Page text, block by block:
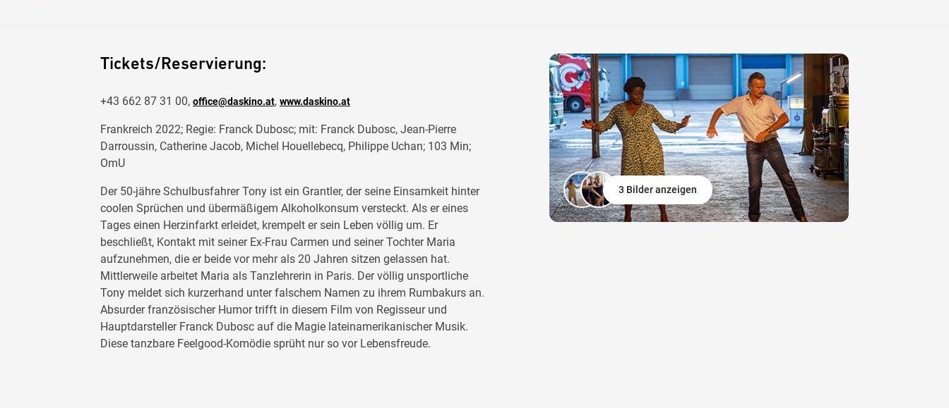
Tickets/Reservierung:
+43 662 87 31 00, office@daskino.at, www.daskino.at
Frankreich 2022; Regie: Franck Dubosc; mit: Franck Dubosc, Jean-Pierre
Darroussin, Catherine Jacob, Michel Houellebecq, Philippe Uchan; 103 Min;
OmU
Der 50-jähre Schulbusfahrer Tony ist ein Grantler, der seine Einsamkeit hinter
coolen Sprüchen und übermäßigem Alkoholkonsum versteckt. Als er eines
Tages einen Herzinfarkt erleidet, krempelt er sein Leben völlig um. Er
beschließt, Kontakt mit seiner Ex-Frau Carmen und seiner Tochter Maria
aufzunehmen, die er beide vor mehr als 20 Jahren sitzen gelassen hat.
Mittlerweile arbeitet Maria als Tanzlehrerin in Paris. Der völlig unsportliche
Tony meldet sich kurzerhand unter falschem Namen zu ihrem Rumbakurs an.
Absurder französischer Humor trifft in diesem Film von Regisseur und
Hauptdarsteller Franck Dubosc auf die Magie lateinamerikanischer Musik.
Diese tanzbare Feelgood-Komödie sprüht nur so vor Lebensfreude.
3 Bilder anzeigen